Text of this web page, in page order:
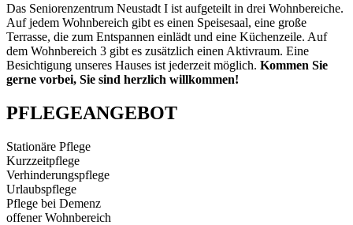
Das Seniorenzentrum Neustadt I ist aufgeteilt in drei Wohnbereiche.
Auf jedem Wohnbereich gibt es einen Speisesaal, eine große
Terrasse, die zum Entspannen einlädt und eine Küchenzeile. Auf
dem Wohnbereich 3 gibt es zusätzlich einen Aktivraum. Eine
Besichtigung unseres Hauses ist jederzeit möglich. Kommen Sie
gerne vorbei, Sie sind herzlich willkommen!
PFLEGE­ANGEBOT
Stationäre Pflege
Kurzzeitpflege
Verhinderungs­pflege
Urlaubspflege
Pflege bei Demenz
offener Wohnbereich